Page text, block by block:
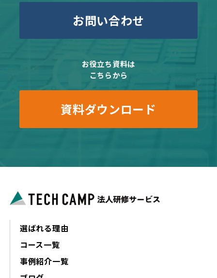
お問い合わせ
お役立ち資料は
こちらから
資料ダウンロード
選ばれる理由
コース一覧
事例紹介一覧